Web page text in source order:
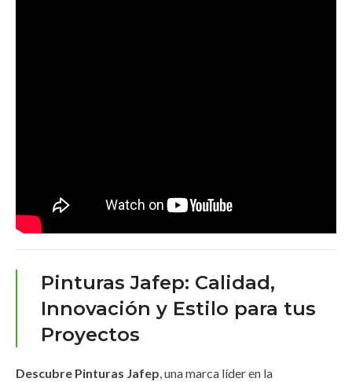
Pinturas Jafep: Calidad,
Innovación y Estilo para tus
Proyectos
Descubre Pinturas Jafep, una marca líder en la